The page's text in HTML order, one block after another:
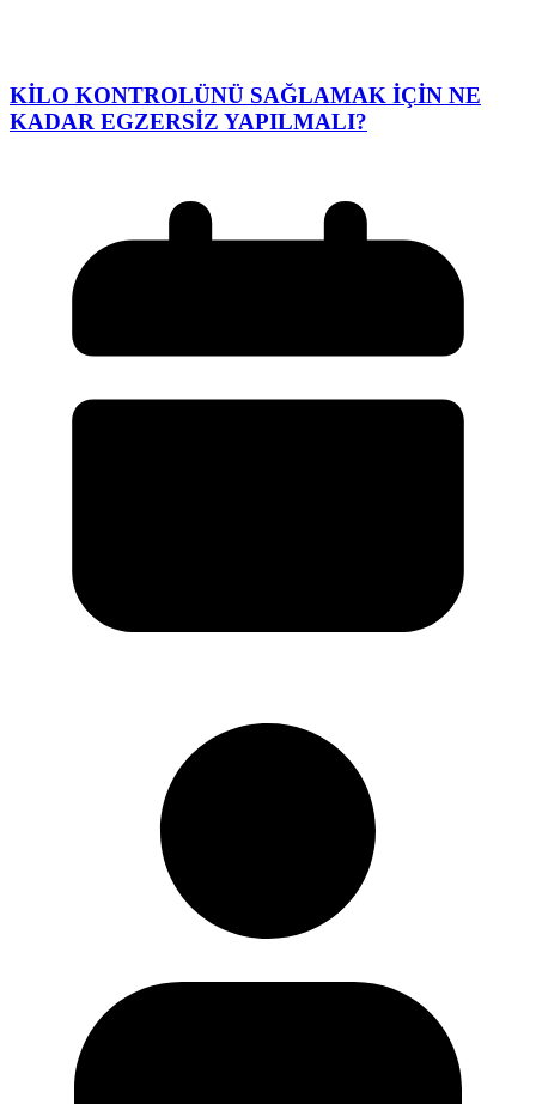
KİLO KONTROLÜNÜ SAĞLAMAK İÇİN NE
KADAR EGZERSİZ YAPILMALI?